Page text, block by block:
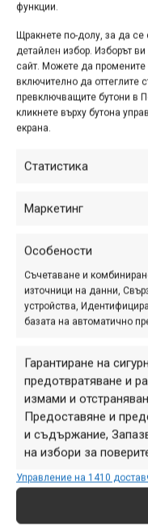
функции.
Щракнете по-долу, за да се
детайлен избор. Изборът
сайт. Можете да промените
включително да оттеглите
превключващите бутони в
кликнете върху бутона
екрана.
Статистика
Маркетинг
Особености
Съчетаване и
източници на данни,
устройства,
базата на автоматично
Гарантиране на
предотвратяване и
измами и
Предоставяне и
и съдържание,
на избори за
Управление на 1410
Спреят Silicon е
поддръжната работа.
Устойчив на
• Защитава и
• Предотвратява
каучукови части
• Защитава
Инструкции:
обработите.
около 25 см от
Важно! Проверете
преди употреба!
https://velosiped.bg/
osnova-crosser-